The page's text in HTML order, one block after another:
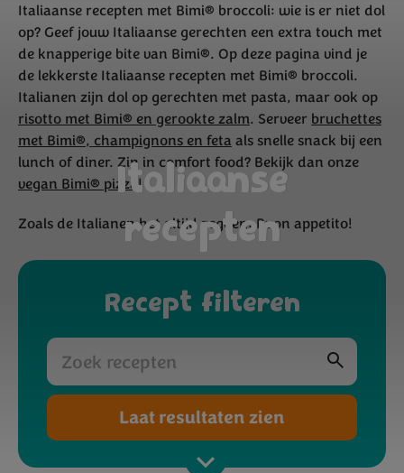
Italiaanse
recepten
Italiaanse recepten met Bimi® broccoli: wie is er niet dol
op? Geef jouw Italiaanse gerechten een extra touch met
de knapperige bite van Bimi®. Op deze pagina vind je
de lekkerste Italiaanse recepten met Bimi® broccoli.
Italianen zijn dol op gerechten met pasta, maar ook op
risotto met Bimi® en gerookte zalm. Serveerbruchettes
met Bimi®, champignons en fetaals snelle snack bij een
lunch of diner. Zin in comfort food? Bekijk dan onze
vegan Bimi® pizza !
Zoals de Italianen het altijd zeggen: Buon appetito!
Recept filteren
Laat resultaten zien